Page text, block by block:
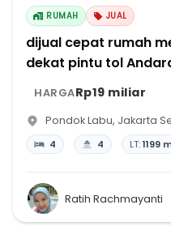
RUMAH JUAL
dijual cepat rumah
dekat pintu tol
HARGARp19 miliar
Pondok Labu, Jakarta
4 4 LT:1199
Ratih Rachmayanti